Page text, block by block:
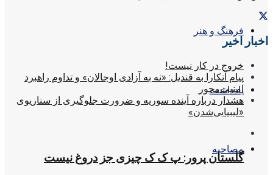
فرهنگ و هنر
یادداشت
مصاحبه
اخبار اخیر
خروج در کار نیست!
پیام آنکارا به قندیل: «نه به آزادی اوجالان» و تداوم راهبرد
امنیت‌محور
هشدار درباره آینده سوریه و ضرورت جلوگیری از سناریوی
«لیبیایی‌شدن»
گلستان پرور: پ ک ک چیزی جز دروغ نیست